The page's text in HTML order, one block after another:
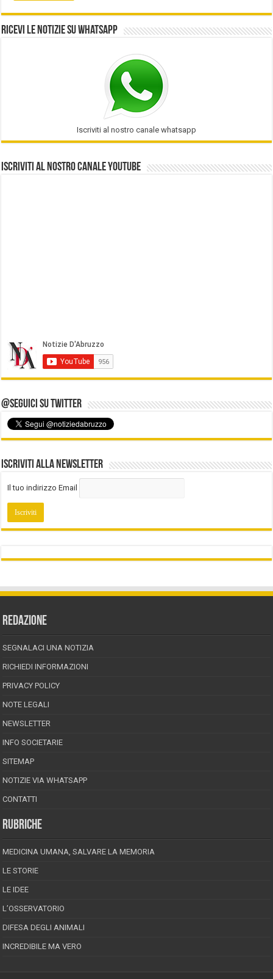
Ricevi le notizie su Whatsapp
Iscriviti al nostro canale whatsapp
Iscriviti al nostro Canale Youtube
@Seguici su Twitter
Iscriviti alla Newsletter
Il tuo indirizzo Email
REDAZIONE
SEGNALACI UNA NOTIZIA
RICHIEDI INFORMAZIONI
PRIVACY POLICY
NOTE LEGALI
NEWSLETTER
INFO SOCIETARIE
SITEMAP
NOTIZIE VIA WHATSAPP
CONTATTI
RUBRICHE
MEDICINA UMANA, SALVARE LA MEMORIA
LE STORIE
LE IDEE
L’OSSERVATORIO
DIFESA DEGLI ANIMALI
INCREDIBILE MA VERO